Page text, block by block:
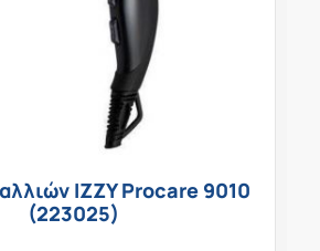
IZZY Procare 9010
(223025)